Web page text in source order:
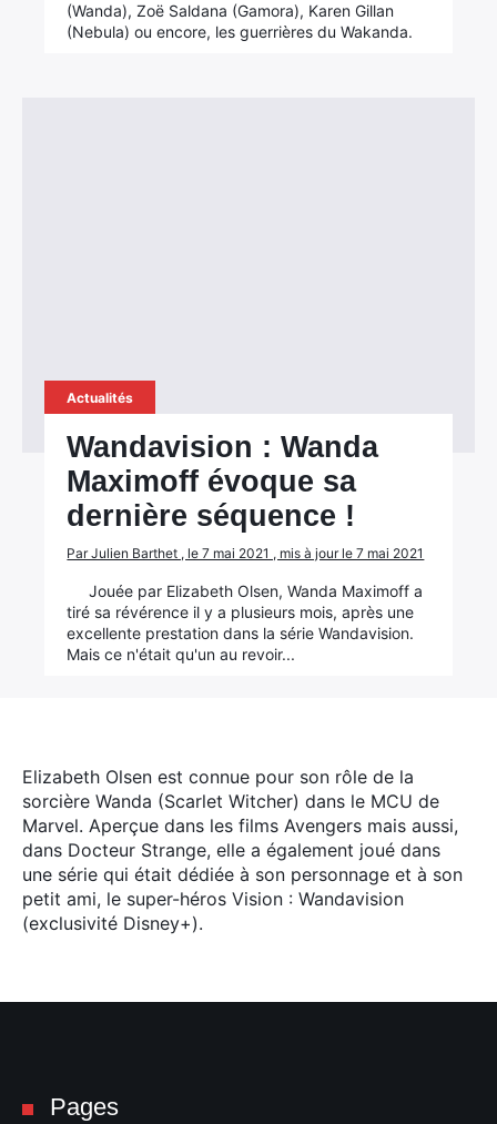
Elizabeth Olsen est connue pour son rôle de la
sorcière Wanda (Scarlet Witcher) dans le MCU de
Marvel. Aperçue dans les films Avengers mais aussi,
dans Docteur Strange, elle a également joué dans
une série qui était dédiée à son personnage et à son
petit ami, le super-héros Vision : Wandavision
(exclusivité Disney+).
(Wanda), Zoë Saldana (Gamora), Karen Gillan
(Nebula) ou encore, les guerrières du Wakanda.
Actualités
Wandavision : Wanda
Maximoff évoque sa
dernière séquence !
Par Julien Barthet , le 7 mai 2021 , mis à jour le 7 mai 2021
Jouée par Elizabeth Olsen, Wanda Maximoff a
tiré sa révérence il y a plusieurs mois, après une
excellente prestation dans la série Wandavision.
Mais ce n'était qu'un au revoir...
Pages